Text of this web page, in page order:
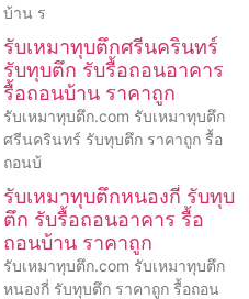
บ้าน ร
รับเหมาทุบตึกศรีนครินทร์
รับทุบตึก รับรื้อถอนอาคาร
รื้อถอนบ้าน ราคาถูก
รับเหมาทุบตึก.com รับเหมาทุบตึก
ศรีนครินทร์ รับทุบตึก ราคาถูก รื้อ
ถอนบ้
รับเหมาทุบตึกหนองกี่ รับทุบ
ตึก รับรื้อถอนอาคาร รื้อ
ถอนบ้าน ราคาถูก
รับเหมาทุบตึก.com รับเหมาทุบตึก
หนองกี่ รับทุบตึก ราคาถูก รื้อถอน